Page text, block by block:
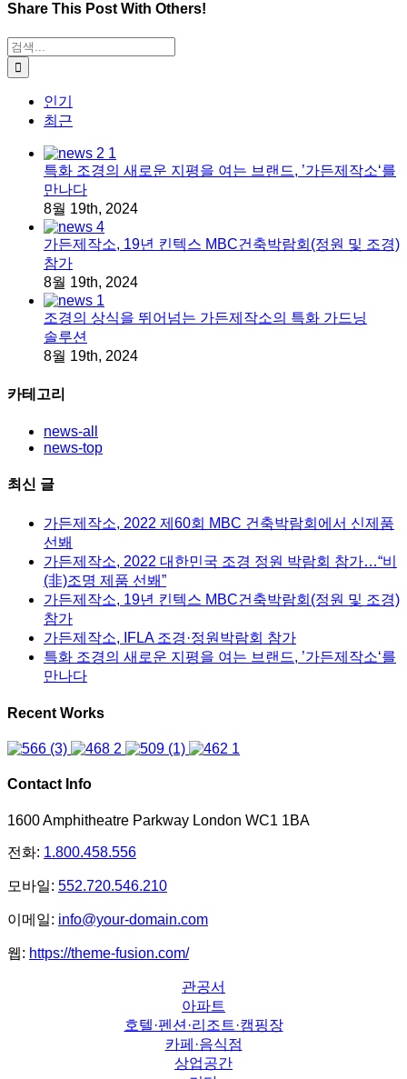
Share This Post With Others!
Facebook
X
Tumblr
Pinterest
이메일
검색:
인기
최근
특화 조경의 새로운 지평을 여는 브랜드, ’가든제작소‘를
만나다
8월 19th, 2024
가든제작소, 19년 킨텍스 MBC건축박람회(정원 및 조경)
참가
8월 19th, 2024
조경의 상식을 뛰어넘는 가든제작소의 특화 가드닝
솔루션
8월 19th, 2024
카테고리
news-all
news-top
최신 글
가든제작소, 2022 제60회 MBC 건축박람회에서 신제품
선봬
가든제작소, 2022 대한민국 조경 정원 박람회 참가…“비
(非)조명 제품 선봬”
가든제작소, 19년 킨텍스 MBC건축박람회(정원 및 조경)
참가
가든제작소, IFLA 조경·정원박람회 참가
특화 조경의 새로운 지평을 여는 브랜드, ’가든제작소‘를
만나다
Recent Works
Contact Info
1600 Amphitheatre Parkway London WC1 1BA
전화: 1.800.458.556
모바일: 552.720.546.210
이메일: info@your-domain.com
웹: https://theme-fusion.com/
관공서
아파트
호텔·펜션·리조트·캠핑장
카페·음식점
상업공간